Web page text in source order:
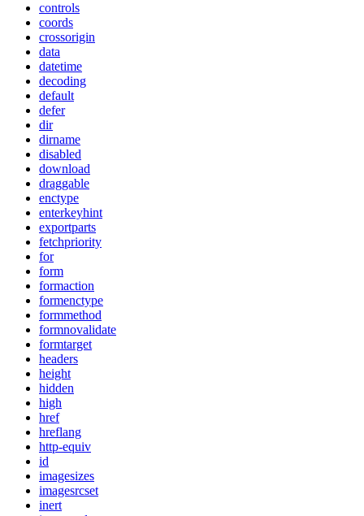
controls
coords
crossorigin
data
datetime
decoding
default
defer
dir
dirname
disabled
download
draggable
enctype
enterkeyhint
exportparts
fetchpriority
for
form
formaction
formenctype
formmethod
formnovalidate
formtarget
headers
height
hidden
high
href
hreflang
http-equiv
id
imagesizes
imagesrcset
inert